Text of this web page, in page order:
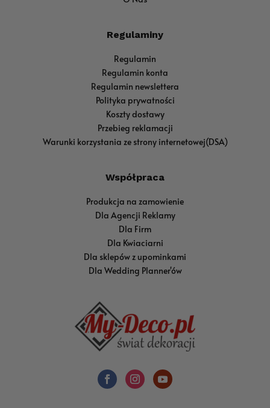
Regulaminy
Regulamin
Regulamin konta
Regulamin newslettera
Polityka prywatności
Koszty dostawy
Przebieg reklamacji
Warunki korzystania ze strony internetowej(DSA)
Współpraca
Produkcja na zamowienie
Dla Agencji Reklamy
Dla Firm
Dla Kwiaciarni
Dla sklepów z upominkami
Dla Wedding Planner'ów